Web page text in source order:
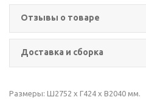
Отзывы о товаре
Доставка и сборка
Размеры: Ш2752 x Г424 x В2040 мм.